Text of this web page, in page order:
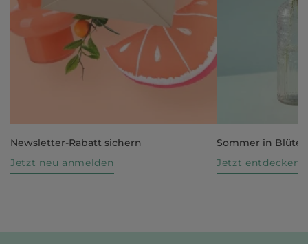
Newsletter-Rabatt sichern
Jetzt neu anmelden
Sommer in Blüte
Jetzt entdecken